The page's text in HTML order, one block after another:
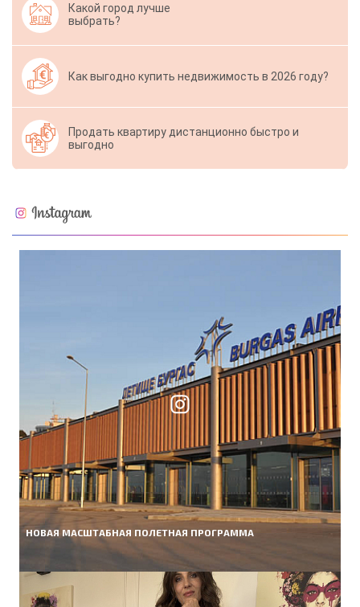
Какой город лучше
выбрать?
Как выгодно купить недвижимость в 2026 году?
Продать квартиру дистанционно быстро и
выгодно
НОВАЯ МАСШТАБНАЯ ПОЛЕТНАЯ ПРОГРАММА